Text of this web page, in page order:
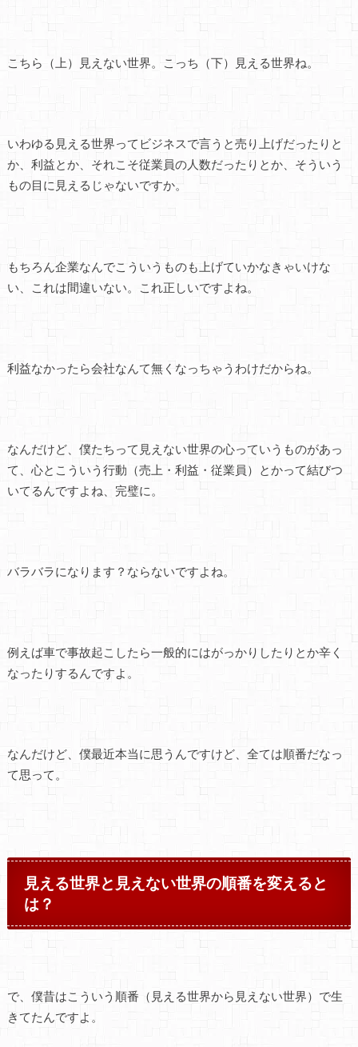
こちら（上）見えない世界。こっち（下）見える世界ね。
いわゆる見える世界ってビジネスで言うと売り上げだったりと
か、利益とか、それこそ従業員の人数だったりとか、そういう
もの目に見えるじゃないですか。
もちろん企業なんでこういうものも上げていかなきゃいけな
い、これは間違いない。これ正しいですよね。
利益なかったら会社なんて無くなっちゃうわけだからね。
なんだけど、僕たちって見えない世界の心っていうものがあっ
て、心とこういう行動（売上・利益・従業員）とかって結びつ
いてるんですよね、完璧に。
バラバラになります？ならないですよね。
例えば車で事故起こしたら一般的にはがっかりしたりとか辛く
なったりするんですよ。
なんだけど、僕最近本当に思うんですけど、全ては順番だなっ
て思って。
見える世界と見えない世界の順番を変えると
は？
で、僕昔はこういう順番（見える世界から見えない世界）で生
きてたんですよ。